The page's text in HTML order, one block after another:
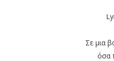
Σε μια
όσα